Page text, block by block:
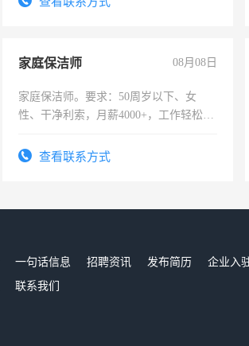
家庭保洁师 08月08日
家庭保洁师。要求：50周岁以下、女
性、干净利索，月薪4000+，工作轻松，
太太等。查看联系方式
一句话信息 招聘资讯 发布简历 企业入
联系我们